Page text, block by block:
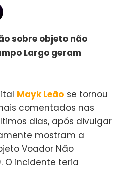
sobre objeto não
Largo geram
Mayk Leão se tornou
comentados nas
dias, após divulgar
mostram a
Voador Não
O incidente teria